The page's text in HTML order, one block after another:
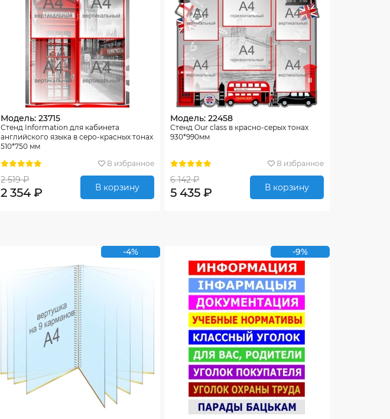
Модель: 23715
Стенд Information для кабинета
английского языка в серо-красных тонах
510*750 мм
В избранное
2 519 ₽
2 354 ₽ В корзину
Модель: 22458
Стенд Our class в красно-серых тонах
930*990мм
В избранное
6 142 ₽
5 435 ₽ В корзину
-4% -9%